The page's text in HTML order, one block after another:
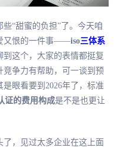
“甜蜜的负担”了。今天咱
又恨的一件事——iso三体系
这个，大家的表情都挺复
争力有帮助，可一谈到预
眼看要到2026年了，标准
证的费用构成是不是也更让
，见过太多企业在这上面